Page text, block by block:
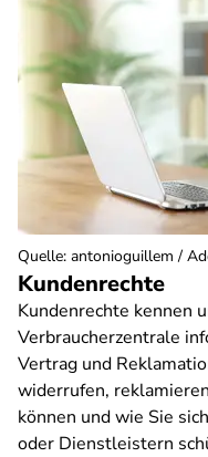
Kundenrechte
Kundenrechte kennen
Verbraucherzentrale
Vertrag und
widerrufen,
können und wie Sie
oder Dienstleistern
Quelle: antonioguillem /